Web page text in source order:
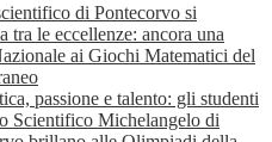
di Pontecorvo si
tra le eccellenze: ancora una
ai Giochi Matematici del
passione e talento: gli studenti
Scientifico Michelangelo di